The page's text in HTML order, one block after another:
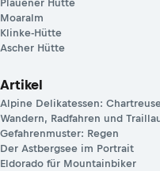
Plauener Hütte
Moaralm
Klinke-Hütte
Ascher Hütte
Artikel
Alpine Delikatessen:
Wandern, Radfahren und
Gefahrenmuster: Regen
Der Astbergsee im Portrait
Eldorado für Mountainbiker